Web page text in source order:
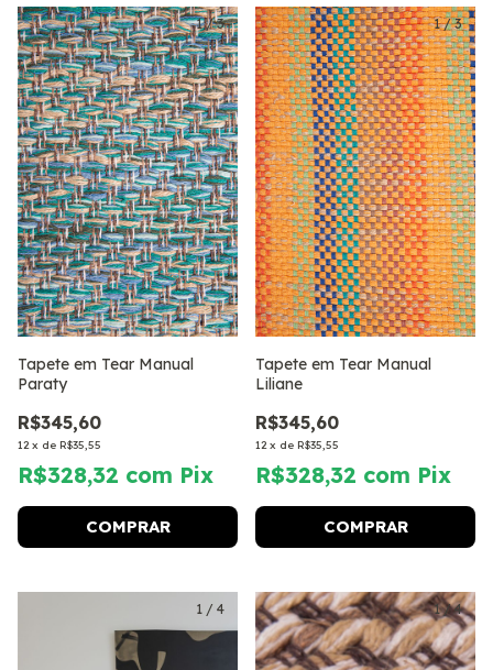
1/3
Tapete em Tear Manual
Paraty
R$345,60
12 x de R$35,55
R$328,32 com Pix
COMPRAR
1/3
Tapete em Tear Manual
Liliane
R$345,60
12 x de R$35,55
R$328,32 com Pix
COMPRAR
1 / 4 1/4